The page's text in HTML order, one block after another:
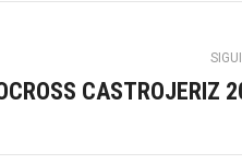
CASTROJERIZ